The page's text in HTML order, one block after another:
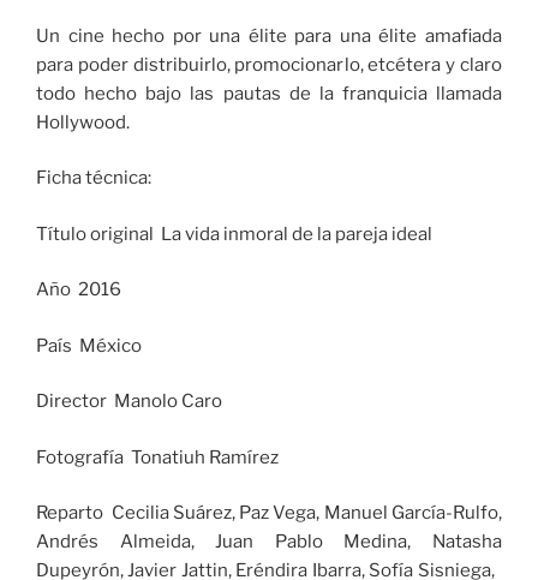
Un cine hecho por una élite para una élite amafiada
para poder distribuirlo, promocionarlo, etcétera y claro
todo hecho bajo las pautas de la franquicia llamada
Hollywood.
Ficha técnica:
Título original La vida inmoral de la pareja ideal
Año 2016
País México
Director Manolo Caro
Fotografía Tonatiuh Ramírez
Reparto Cecilia Suárez, Paz Vega, Manuel García-Rulfo,
Andrés Almeida, Juan Pablo Medina, Natasha
Dupeyrón, Javier Jattin, Eréndira Ibarra, Sofía Sisniega,